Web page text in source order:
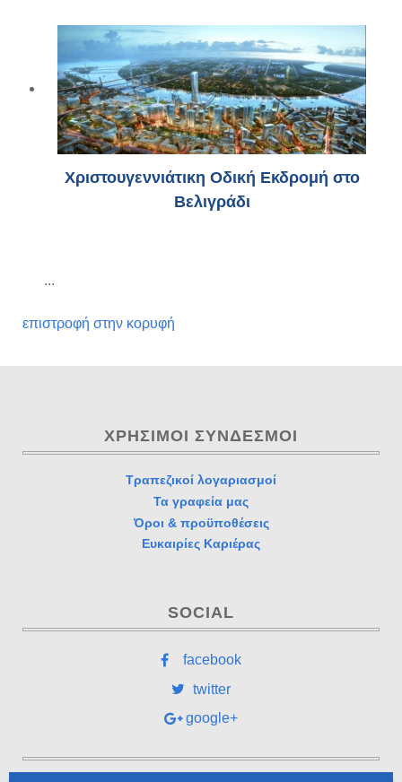
Χριστουγεννιάτικη Οδική Εκδρομή στο
Βελιγράδι
...
επιστροφή στην κορυφή
ΧΡΉΣΙΜΟΙ ΣΎΝΔΕΣΜΟΙ
Τραπεζικοί λογαριασμοί
Τα γραφεία μας
Όροι & προϋποθέσεις
Ευκαιρίες Καριέρας
SOCIAL
facebook
twitter
google+